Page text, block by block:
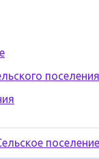
поселения
поселение